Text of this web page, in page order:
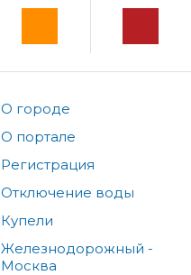
О городе
О портале
Регистрация
Отключение воды
Купели
Железнодорожный -
Москва